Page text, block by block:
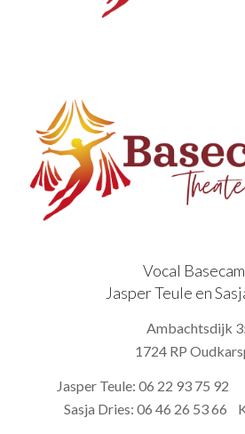
Vocal
Jasper Teule en
Ambachtsdijk
1724 RP
Jasper Teule: 06 22 93 75
Sasja Dries: 06 46 26 53 66